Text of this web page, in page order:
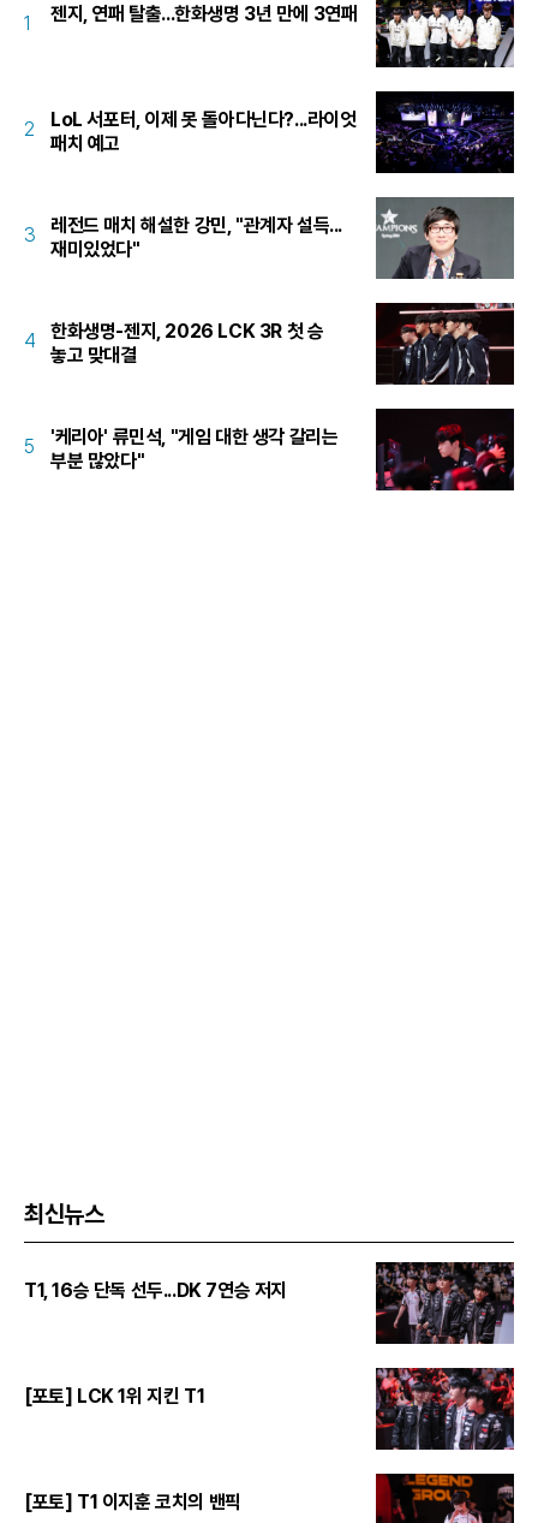
1 젠지, 연패 탈출...한화생명 3년 만에 3연패
2
LoL 서포터, 이제 못 돌아다닌다?...라이엇
패치 예고
3
레전드 매치 해설한 강민, "관계자 설득...
재미있었다"
4
한화생명-젠지, 2026 LCK 3R 첫 승
놓고 맞대결
5
'케리아' 류민석, "게임 대한 생각 갈리는
부분 많았다"
최신뉴스
T1, 16승 단독 선두...DK 7연승 저지
[포토] LCK 1위 지킨 T1
[포토] T1 이지훈 코치의 밴픽